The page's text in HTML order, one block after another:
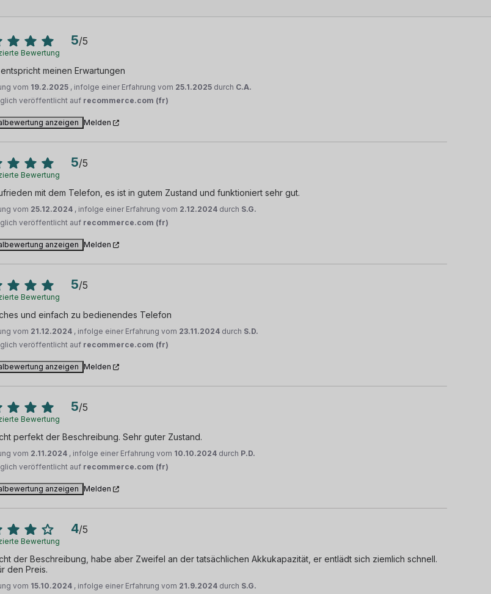
5/5
Bewertung
meinen Erwartungen
vom 19.2.2025 , infolge einer Erfahrung vom 25.1.2025 durch C.A.
veröffentlicht auf recommerce.com (fr)
anzeigen Melden
5/5
Bewertung
mit dem Telefon, es ist in gutem Zustand und funktioniert sehr gut.
vom 25.12.2024 , infolge einer Erfahrung vom 2.12.2024 durch S.G.
veröffentlicht auf recommerce.com (fr)
anzeigen Melden
5/5
Bewertung
und einfach zu bedienendes Telefon
vom 21.12.2024 , infolge einer Erfahrung vom 23.11.2024 durch S.D.
veröffentlicht auf recommerce.com (fr)
anzeigen Melden
5/5
Bewertung
perfekt der Beschreibung. Sehr guter Zustand.
vom 2.11.2024 , infolge einer Erfahrung vom 10.10.2024 durch P.D.
veröffentlicht auf recommerce.com (fr)
anzeigen Melden
4/5
Bewertung
der Beschreibung, habe aber Zweifel an der tatsächlichen Akkukapazität, er entlädt sich ziemlich schnell.
den Preis.
vom 15.10.2024 , infolge einer Erfahrung vom 21.9.2024 durch S.G.